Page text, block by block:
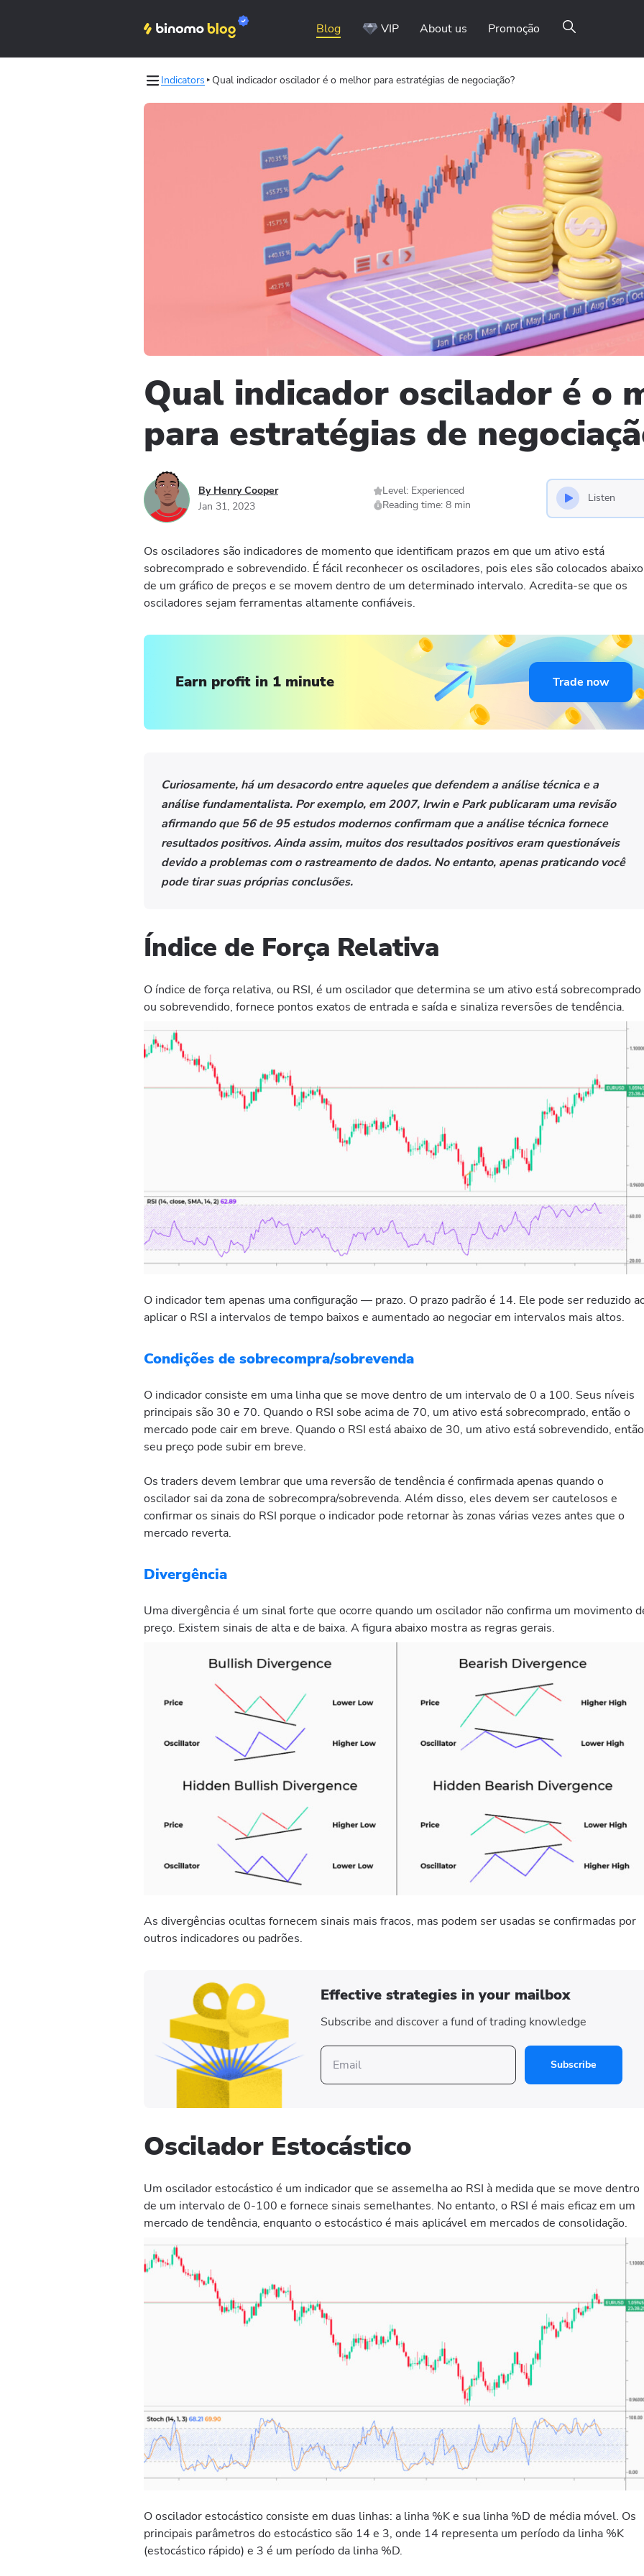
Blog VIP About us Promoção
Indicators Qual indicador oscilador é o melhor para estratégias de negociação?
Qual indicador oscilador é o
para estratégias de
By Henry Cooper
Jan 31, 2023
Level: Experienced
Reading time: 8 min
Listen
Os osciladores são indicadores de momento que identificam prazos em que um ativo está
sobrecomprado e sobrevendido. É fácil reconhecer os osciladores, pois eles são colocados abaixo
de um gráfico de preços e se movem dentro de um determinado intervalo. Acredita-se que os
osciladores sejam ferramentas altamente confiáveis.
Earn profit in 1 minute Trade now
Curiosamente, há um desacordo entre aqueles que defendem a análise técnica e a
análise fundamentalista. Por exemplo, em 2007, Irwin e Park publicaram uma revisão
afirmando que 56 de 95 estudos modernos confirmam que a análise técnica fornece
resultados positivos. Ainda assim, muitos dos resultados positivos eram questionáveis ​​
devido a problemas com o rastreamento de dados. No entanto, apenas praticando você
pode tirar suas próprias conclusões.
Índice de Força Relativa
O índice de força relativa, ou RSI, é um oscilador que determina se um ativo está sobrecomprado
ou sobrevendido, fornece pontos exatos de entrada e saída e sinaliza reversões de tendência.
O indicador tem apenas uma configuração — prazo. O prazo padrão é 14. Ele pode ser reduzido
aplicar o RSI a intervalos de tempo baixos e aumentado ao negociar em intervalos mais altos.
Condições de sobrecompra/sobrevenda
O indicador consiste em uma linha que se move dentro de um intervalo de 0 a 100. Seus níveis
principais são 30 e 70. Quando o RSI sobe acima de 70, um ativo está sobrecomprado, então o
mercado pode cair em breve. Quando o RSI está abaixo de 30, um ativo está sobrevendido, então
seu preço pode subir em breve.
Os traders devem lembrar que uma reversão de tendência é confirmada apenas quando o
oscilador sai da zona de sobrecompra/sobrevenda. Além disso, eles devem ser cautelosos e
confirmar os sinais do RSI porque o indicador pode retornar às zonas várias vezes antes que o
mercado reverta.
Divergência
Uma divergência é um sinal forte que ocorre quando um oscilador não confirma um movimento
preço. Existem sinais de alta e de baixa. A figura abaixo mostra as regras gerais.
As divergências ocultas fornecem sinais mais fracos, mas podem ser usadas se confirmadas por
outros indicadores ou padrões.
Effective strategies in your mailbox
Subscribe and discover a fund of trading knowledge
Subscribe
Oscilador Estocástico
Um oscilador estocástico é um indicador que se assemelha ao RSI à medida que se move dentro
de um intervalo de 0-100 e fornece sinais semelhantes. No entanto, o RSI é mais eficaz em um
mercado de tendência, enquanto o estocástico é mais aplicável em mercados de consolidação.
O oscilador estocástico consiste em duas linhas: a linha %K e sua linha %D de média móvel. Os
principais parâmetros do estocástico são 14 e 3, onde 14 representa um período da linha %K
(estocástico rápido) e 3 é um período da linha %D.